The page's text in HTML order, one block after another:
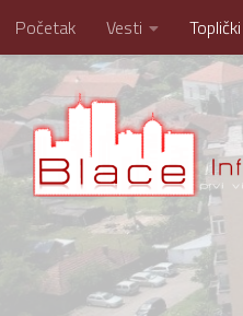
Skip to content
Početak Vesti